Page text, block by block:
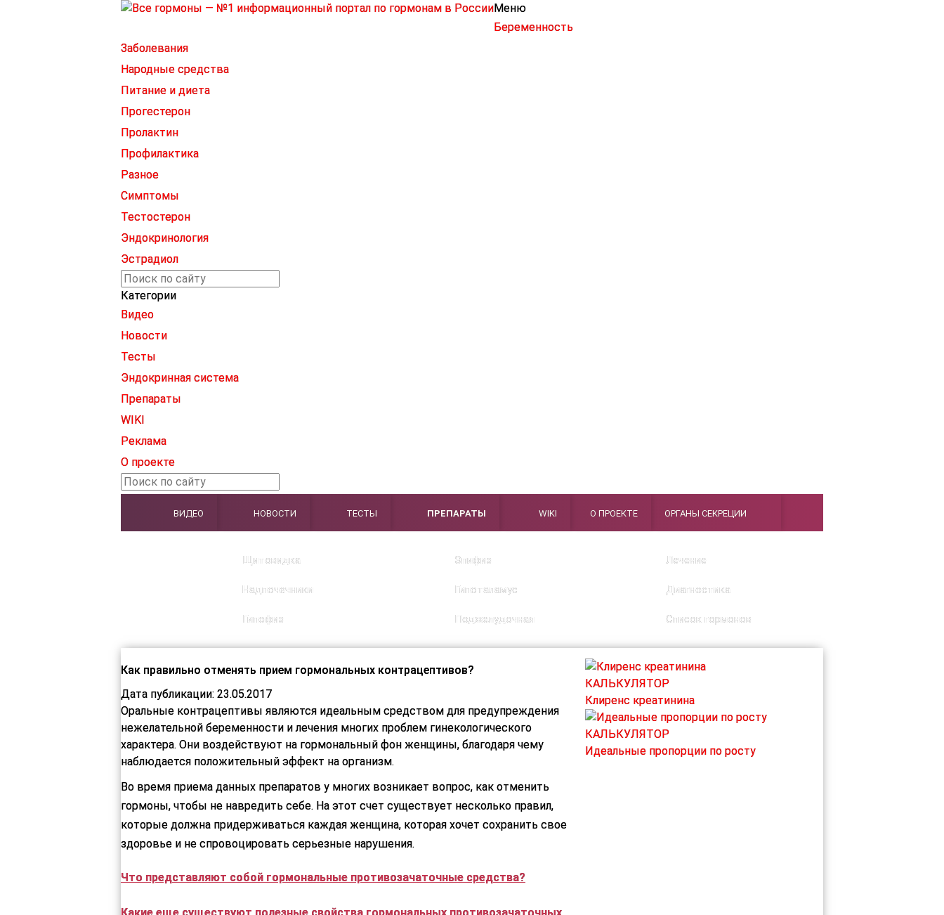
Меню
Беременность
Заболевания
Народные средства
Питание и диета
Прогестерон
Пролактин
Профилактика
Разное
Симптомы
Тестостерон
Эндокринология
Эстрадиол
Категории
Видео
Новости
Тесты
Эндокринная система
Препараты
WIKI
Реклама
О проекте
ВИДЕО НОВОСТИ ТЕСТЫ ПРЕПАРАТЫ WIKI О ПРОЕКТЕ ОРГАНЫ СЕКРЕЦИИ
Щитовидка Эпифиз Лечение
Надпочечники Гипоталамус Диагностика
Гипофиз Поджелудочная Список гормонов
Как правильно отменять прием гормональных контрацептивов?
Дата публикации: 23.05.2017
Оральные контрацептивы являются идеальным средством для предупреждения
нежелательной беременности и лечения многих проблем гинекологического
характера. Они воздействуют на гормональный фон женщины, благодаря чему
наблюдается положительный эффект на организм.
Во время приема данных препаратов у многих возникает вопрос, как отменить
гормоны, чтобы не навредить себе. На этот счет существует несколько правил,
которые должна придерживаться каждая женщина, которая хочет сохранить свое
здоровье и не спровоцировать серьезные нарушения.
Что представляют собой гормональные противозачаточные средства?
КАЛЬКУЛЯТОР
Клиренс креатинина
КАЛЬКУЛЯТОР
Идеальные пропорции по росту